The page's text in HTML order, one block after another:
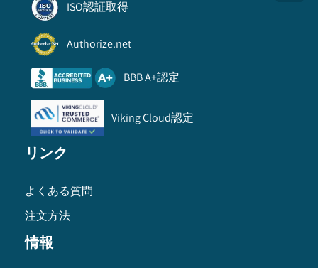
ISO認証取得
Authorize.net
BBB A+認定
Viking Cloud認定
リンク
よくある質問
注文方法
情報